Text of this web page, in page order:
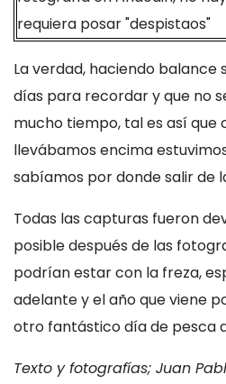
La verdad, haciendo balance
días para recordar y que no
mucho tiempo, tal es así que
llevábamos encima
sabíamos por donde salir de
Todas las capturas fueron
posible después de las
podrían estar con la freza,
adelante y el año que viene
otro fantástico día de pesca
Texto y fotografías; Juan